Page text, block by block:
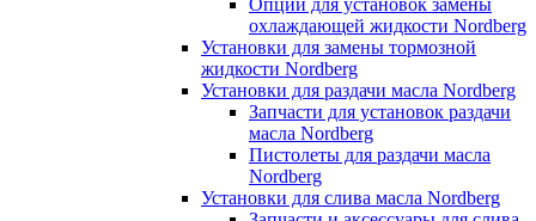
охлаждающей жидкости Nordberg
Установки для замены тормозной
жидкости Nordberg
Установки для раздачи масла Nordberg
Запчасти для установок раздачи
масла Nordberg
Пистолеты для раздачи масла
Nordberg
Установки для слива масла Nordberg